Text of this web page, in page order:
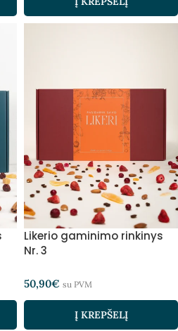
Likerio gaminimo rinkinys
Nr. 3
50,90€ su PVM
Į KREPŠELĮ